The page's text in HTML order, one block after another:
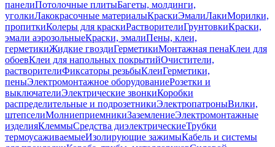
панелиПотолочные плитыБагеты, молдинги,
уголкиЛакокрасочные материалыКраскиЭмалиЛакиМорилки,
пропиткиКолеры для краскиРастворителиГрунтовкиКраски,
эмали аэрозольныеКраски, эмалиПены, клеи,
герметикиЖидкие гвоздиГерметикиМонтажная пенаКлеи для
обоевКлеи для напольных покрытийОчистители,
растворителиФиксаторы резьбыКлеиГерметики,
пеныЭлектромонтажное оборудованиеРозетки и
выключателиЭлектрические звонкиКоробки
распределительные и подрозетникиЭлектропатроныВилки,
штепселиМолниеприемникиЗаземлениеЭлектромонтажные
изделияКлеммыСредства диэлектрическиеТрубки
термоусаживаемыеИзолирующие зажимыКабель и системы